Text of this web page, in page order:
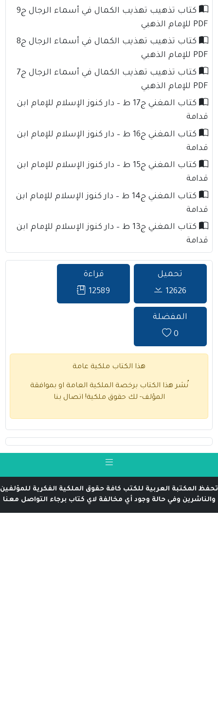
كتاب تذهيب تهذيب الكمال في أسماء الرجال ج9
PDF للإمام الذهبي
كتاب تذهيب تهذيب الكمال في أسماء الرجال ج8
PDF للإمام الذهبي
كتاب تذهيب تهذيب الكمال في أسماء الرجال ج7
PDF للإمام الذهبي
كتاب المغني ج17 ط – دار كنوز الإسلام للإمام ابن
قدامة
كتاب المغني ج16 ط – دار كنوز الإسلام للإمام ابن
قدامة
كتاب المغني ج15 ط – دار كنوز الإسلام للإمام ابن
قدامة
كتاب المغني ج14 ط – دار كنوز الإسلام للإمام ابن
قدامة
كتاب المغني ج13 ط – دار كنوز الإسلام للإمام ابن
قدامة
تحميل
12626
قراءة
12589
المفضلة
0
هذا الكتاب ملكية عامة
نُشر هذا الكتاب برخصة الملكية العامة او بموافقة
المؤلف- لك حقوق ملكية! اتصال بنا
تحفظ المكتبة العربية للكتب كافة حقوق الملكية الفكرية للمؤلفين
والناشرين وفي حالة وجود أي مخالفة لاي كتاب برجاء التواصل معنا